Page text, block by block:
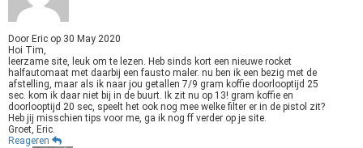
Door Eric op 30 May 2020
Hoi Tim,
leerzame site, leuk om te lezen. Heb sinds kort een nieuwe rocket
halfautomaat met daarbij een fausto maler. nu ben ik een bezig met de
afstelling, maar als ik naar jou getallen 7/9 gram koffie doorlooptijd 25
sec. kom ik daar niet bij in de buurt. Ik zit nu op 13! gram koffie en
doorlooptijd 20 sec, speelt het ook nog mee welke filter er in de pistol zit?
Heb jij misschien tips voor me, ga ik nog ff verder op je site.
Groet, Eric.
Reageren